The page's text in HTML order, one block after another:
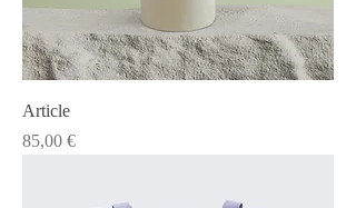
Article
Prix
85,00 €